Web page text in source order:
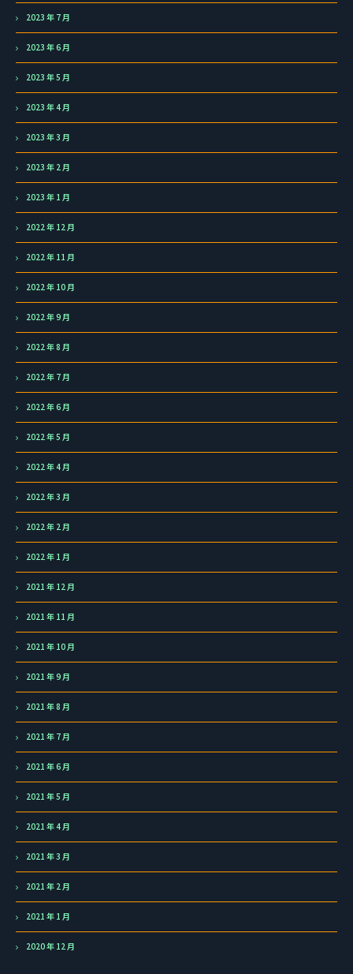
2023 年 7 月
2023 年 6 月
2023 年 5 月
2023 年 4 月
2023 年 3 月
2023 年 2 月
2023 年 1 月
2022 年 12 月
2022 年 11 月
2022 年 10 月
2022 年 9 月
2022 年 8 月
2022 年 7 月
2022 年 6 月
2022 年 5 月
2022 年 4 月
2022 年 3 月
2022 年 2 月
2022 年 1 月
2021 年 12 月
2021 年 11 月
2021 年 10 月
2021 年 9 月
2021 年 8 月
2021 年 7 月
2021 年 6 月
2021 年 5 月
2021 年 4 月
2021 年 3 月
2021 年 2 月
2021 年 1 月
2020 年 12 月